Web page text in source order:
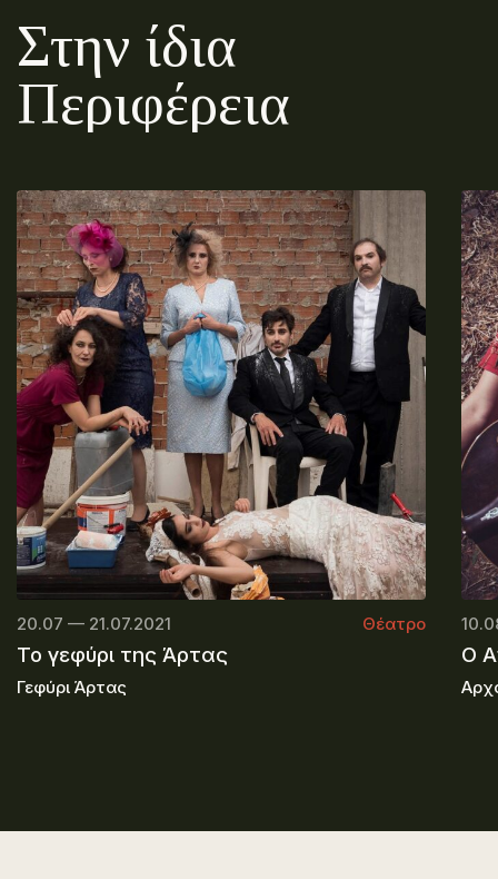
Στην ίδια
Περιφέρεια
20.07 — 21.07.2021 Θέατρο
Το γεφύρι της Άρτας
Γεφύρι Άρτας
O